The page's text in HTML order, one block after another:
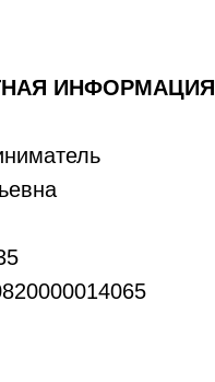
ИНФОРМАЦИЯ